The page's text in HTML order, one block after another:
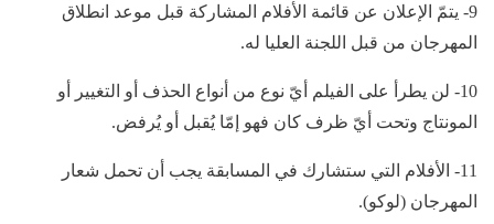
9- يتمّ الإعلان عن قائمة الأفلام المشاركة قبل موعد انطلاق
المهرجان من قبل اللجنة العليا له.
10- لن يطرأ على الفيلم أيّ نوع من أنواع الحذف أو التغيير أو
المونتاج وتحت أيّ ظرف كان فهو إمّا يُقبل أو يُرفض.
11- الأفلام التي ستشارك في المسابقة يجب أن تحمل شعار
المهرجان (لوكو).